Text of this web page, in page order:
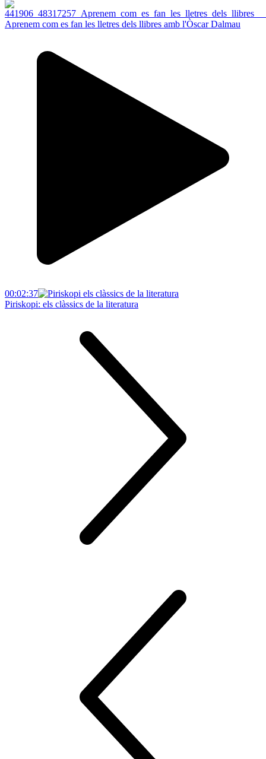
Aprenem com es fan les lletres dels llibres amb l'Òscar Dalmau
00:02:37
Piriskopi: els clàssics de la literatura